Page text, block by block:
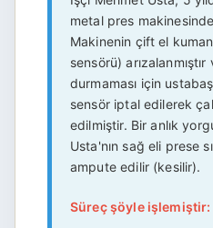
metal pres
Makinenin çift el
sensörü)
durmaması için
sensör iptal edilerek
edilmiştir. Bir anlık
Usta'nın sağ eli prese
ampute edilir (kesilir).
Süreç şöyle işlemiştir: